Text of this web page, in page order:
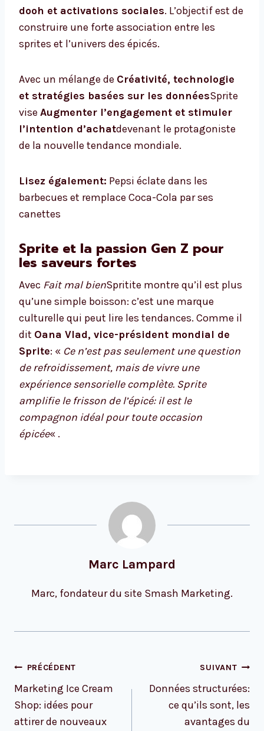
dooh et activations sociales. L’objectif est de
construire une forte association entre les
sprites et l’univers des épicés.
Avec un mélange de Créativité, technologie
et stratégies basées sur les donnéesSprite
vise Augmenter l’engagement et stimuler
l’intention d’achatdevenant le protagoniste
de la nouvelle tendance mondiale.
Lisez également: Pepsi éclate dans les
barbecues et remplace Coca-Cola par ses
canettes
Sprite et la passion Gen Z pour
les saveurs fortes
Avec Fait mal bienSpritite montre qu’il est plus
qu’une simple boisson: c’est une marque
culturelle qui peut lire les tendances. Comme il
dit Oana Vlad, vice-président mondial de
Sprite: « Ce n’est pas seulement une question
de refroidissement, mais de vivre une
expérience sensorielle complète. Sprite
amplifie le frisson de l’épicé: il est le
compagnon idéal pour toute occasion
épicée« .
Marc Lampard
Marc, fondateur du site Smash Marketing.
Navigation
l’article
PRÉCÉDENT
Marketing Ice Cream
Shop: idées pour
attirer de nouveaux
SUIVANT
Données structurées:
ce qu’ils sont, les
avantages du